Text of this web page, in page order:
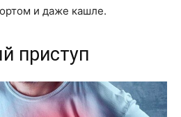
и даже кашле.
приступ